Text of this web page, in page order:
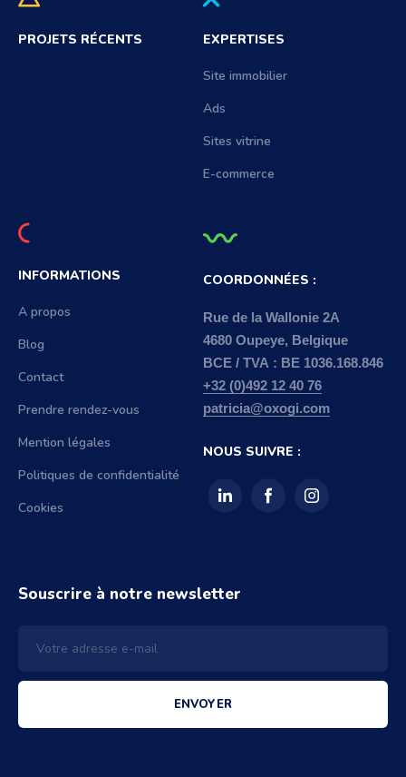
PROJETS RÉCENTS EXPERTISES
Site immobilier
Ads
Sites vitrine
E-commerce
INFORMATIONS
A propos
Blog
Contact
Prendre rendez-vous
Mention légales
Politiques de confidentialité
Cookies
COORDONNÉES :
Rue de la Wallonie 2A
4680 Oupeye, Belgique
BCE / TVA : BE 1036.168.846
+32 (0)492 12 40 76
patricia@oxogi.com
NOUS SUIVRE :
Souscrire à notre newsletter
ENVOYER